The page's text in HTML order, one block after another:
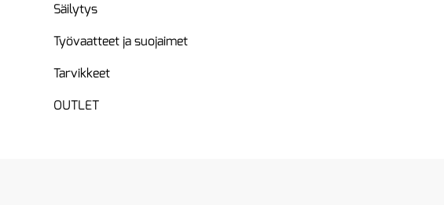
Säilytys
Työvaatteet ja suojaimet
Tarvikkeet
OUTLET